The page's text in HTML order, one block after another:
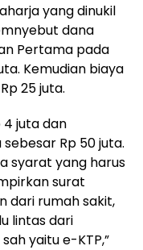
yang dinukil
dana
Pertama pada
Kemudian biaya
25 juta.
4 juta dan
Rp 50 juta.
syarat yang harus
surat
dari rumah sakit,
lintas dari
yaitu e-KTP,”